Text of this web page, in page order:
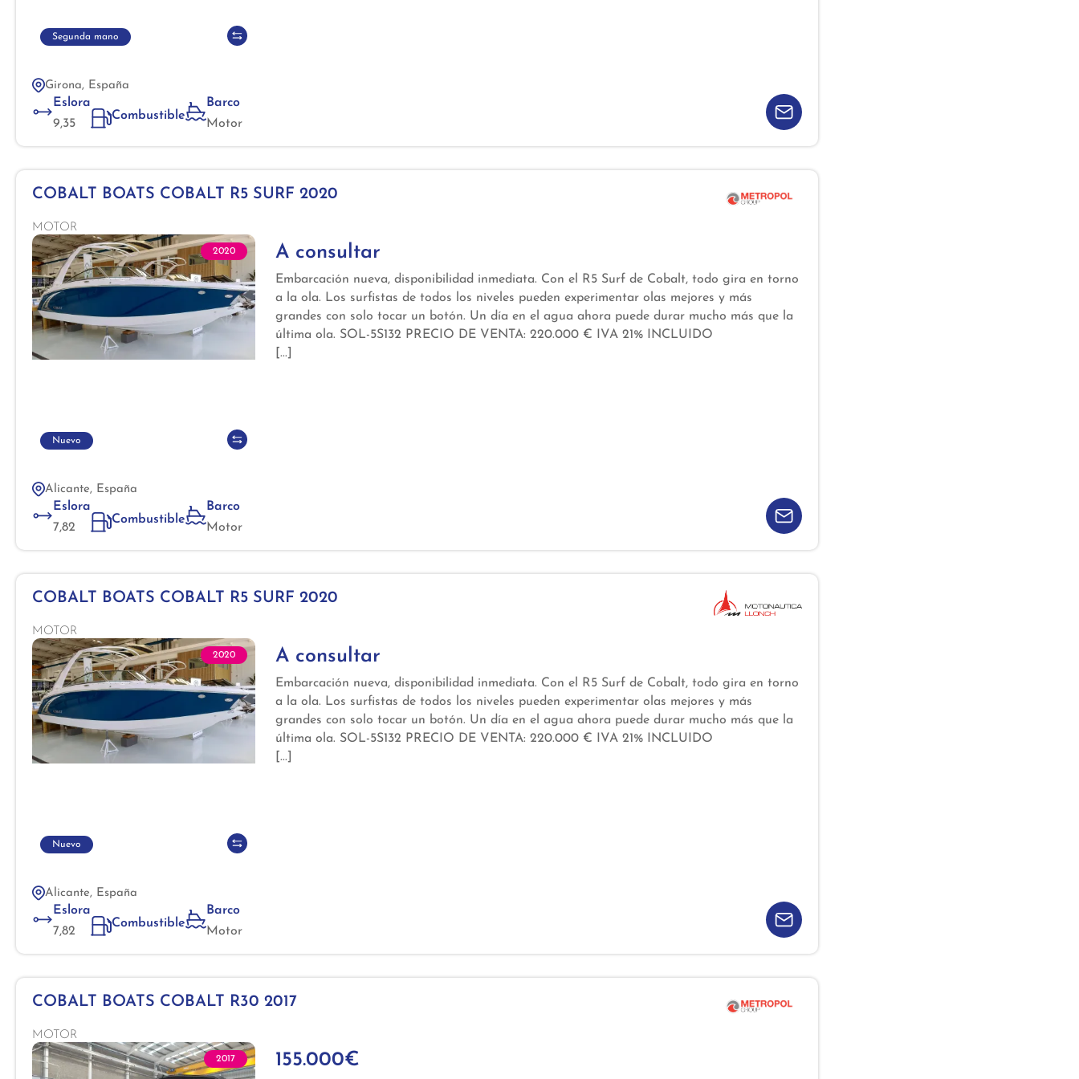
Segunda mano
Girona, España
Eslora
9,35
Combustible
Barco
Motor
2020
Nuevo
COBALT BOATS COBALT R5 SURF 2020
MOTOR
A consultar
Embarcación nueva, disponibilidad inmediata. Con el R5 Surf de Cobalt, todo gira en torno
a la ola. Los surfistas de todos los niveles pueden experimentar olas mejores y más
grandes con solo tocar un botón. Un día en el agua ahora puede durar mucho más que la
última ola. SOL-5S132 PRECIO DE VENTA: 220.000 € IVA 21% INCLUIDO
Alicante, España
Eslora
7,82
Combustible
Barco
Motor
2020
Nuevo
COBALT BOATS COBALT R5 SURF 2020
MOTOR
A consultar
Embarcación nueva, disponibilidad inmediata. Con el R5 Surf de Cobalt, todo gira en torno
a la ola. Los surfistas de todos los niveles pueden experimentar olas mejores y más
grandes con solo tocar un botón. Un día en el agua ahora puede durar mucho más que la
última ola. SOL-5S132 PRECIO DE VENTA: 220.000 € IVA 21% INCLUIDO
Alicante, España
Eslora
7,82
Combustible
Barco
Motor
2017
COBALT BOATS COBALT R30 2017
MOTOR
155.000€